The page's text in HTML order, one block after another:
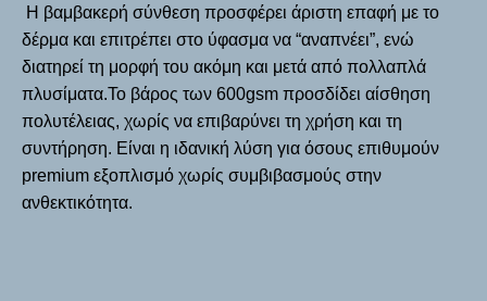
Η βαμβακερή σύνθεση προσφέρει άριστη επαφή με το
δέρμα και επιτρέπει στο ύφασμα να “αναπνέει”, ενώ
διατηρεί τη μορφή του ακόμη και μετά από πολλαπλά
πλυσίματα.Το βάρος των 600gsm προσδίδει αίσθηση
πολυτέλειας, χωρίς να επιβαρύνει τη χρήση και τη
συντήρηση. Είναι η ιδανική λύση για όσους επιθυμούν
premium εξοπλισμό χωρίς συμβιβασμούς στην
ανθεκτικότητα.